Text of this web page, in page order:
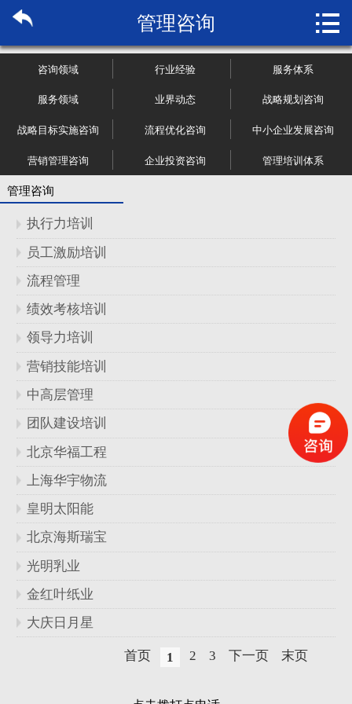
关于博纳
市场研究
管理咨询
行业报告
加入我们
管理咨询 
咨询领域 行业经验 服务体系
服务领域 业界动态 战略规划咨询
战略目标实施咨询 流程优化咨询 中小企业发展咨询
营销管理咨询 企业投资咨询 管理培训体系
管理咨询
执行力培训
员工激励培训
流程管理
绩效考核培训
领导力培训
营销技能培训
中高层管理
团队建设培训
北京华福工程
上海华宇物流
皇明太阳能
北京海斯瑞宝
光明乳业
金红叶纸业
大庆日月星
首页 1 2 3 下一页 末页